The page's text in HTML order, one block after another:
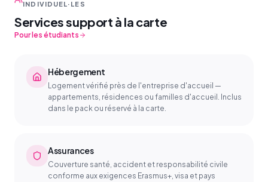
INDIVIDUEL·LES
Services support à la carte
Pour les étudiants
Hébergement
Logement vérifié près de l'entreprise d'accueil —
appartements, résidences ou familles d'accueil. Inclus
dans le pack ou réservé à la carte.
Assurances
Couverture santé, accident et responsabilité civile
conforme aux exigences Erasmus+, visa et pays